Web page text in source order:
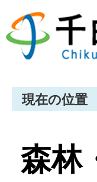
現在の位置
森林